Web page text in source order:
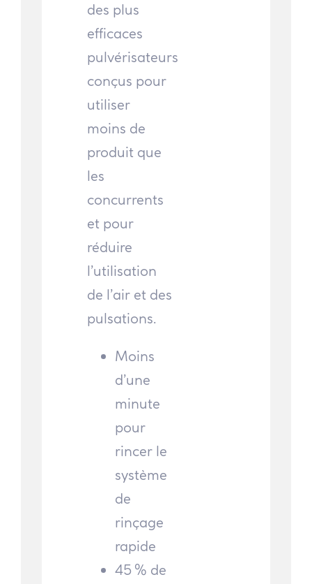
des plus
efficaces
pulvérisateurs
conçus pour
utiliser
moins de
produit que
les
concurrents
et pour
réduire
l’utilisation
de l’air et des
pulsations.
Moins
d’une
minute
pour
rincer le
système
de
rinçage
rapide
45 % de